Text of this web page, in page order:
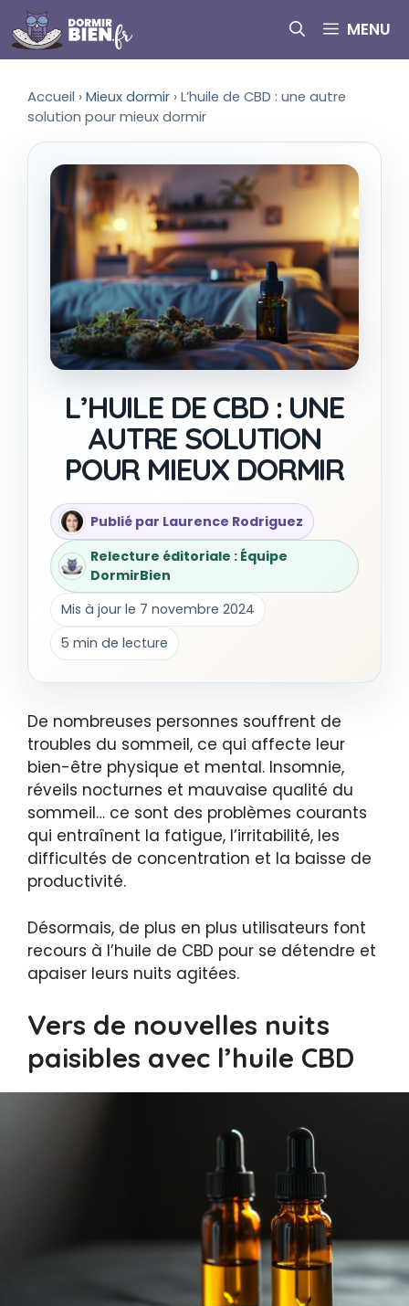
Aller
au
contenu
MENU
Accueil › Mieux dormir › L’huile de CBD : une autre
solution pour mieux dormir
L’HUILE DE CBD : UNE
AUTRE SOLUTION
POUR MIEUX DORMIR
Publié par Laurence Rodriguez
Relecture éditoriale : Équipe
DormirBien
Mis à jour le 7 novembre 2024
5 min de lecture
De nombreuses personnes souffrent de
troubles du sommeil, ce qui affecte leur
bien-être physique et mental. Insomnie,
réveils nocturnes et mauvaise qualité du
sommeil… ce sont des problèmes courants
qui entraînent la fatigue, l’irritabilité, les
difficultés de concentration et la baisse de
productivité.
Désormais, de plus en plus utilisateurs font
recours à l’huile de CBD pour se détendre et
apaiser leurs nuits agitées.
Vers de nouvelles nuits
paisibles avec l’huile CBD